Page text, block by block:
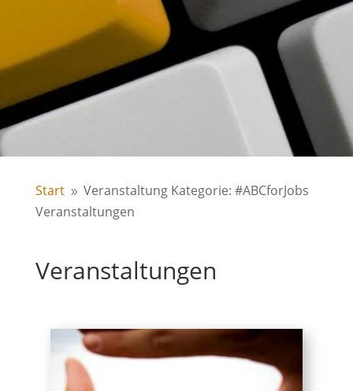
Start 9 Veranstaltung Kategorie: #ABCforJobs
Veranstaltungen
Veranstaltungen